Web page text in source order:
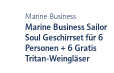
Marine Business
Marine Business Sailor
Soul Geschirrset für 6
Personen + 6 Gratis
Tritan-Weingläser